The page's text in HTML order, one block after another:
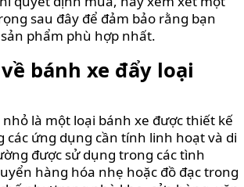
sau đây để đảm bảo rằng bạn
phẩm phù hợp nhất.
bánh xe đẩy loại
nhỏ là một loại bánh xe được thiết kế
các ứng dụng cần tính linh hoạt và di
được sử dụng trong các tình
hàng hóa nhẹ hoặc đồ đạc trong